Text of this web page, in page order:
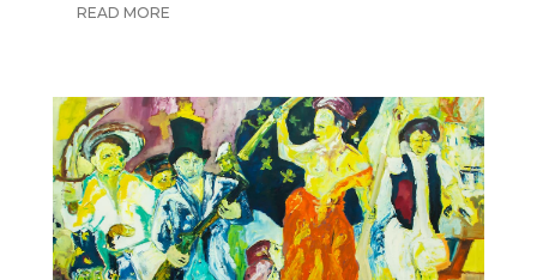
READ MORE